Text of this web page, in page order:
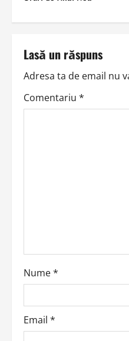
o
s
t
n
a
i
o
n
Lasă un răspuns
Adresa ta de email nu
Comentariu *
Nume*
Email *